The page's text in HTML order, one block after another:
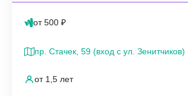
от 500 ₽
пр. Стачек, 59 (вход с ул. Зенитчиков)
от 1,5 лет